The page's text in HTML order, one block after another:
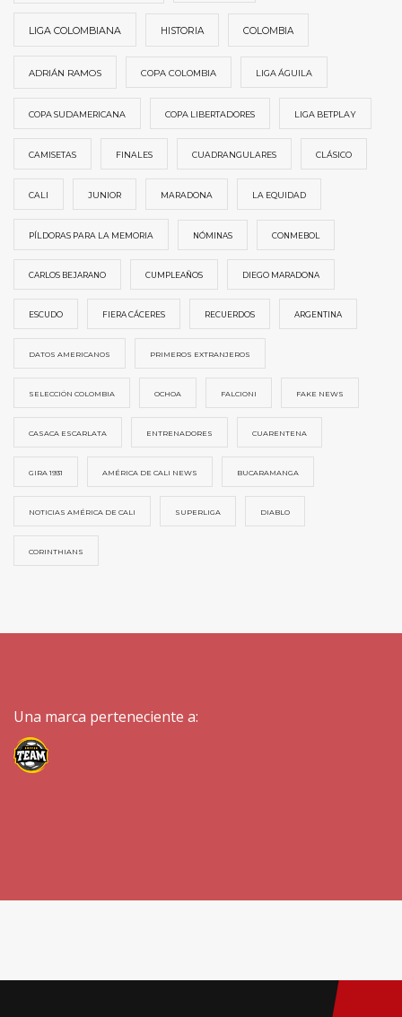
LIGA COLOMBIANA HISTORIA COLOMBIA
ADRIÁN RAMOS COPA COLOMBIA LIGA ÁGUILA
COPA SUDAMERICANA COPA LIBERTADORES LIGA BETPLAY
CAMISETAS FINALES CUADRANGULARES CLÁSICO
CALI JUNIOR MARADONA LA EQUIDAD
PÍLDORAS PARA LA MEMORIA NÓMINAS CONMEBOL
CARLOS BEJARANO CUMPLEAÑOS DIEGO MARADONA
ESCUDO FIERA CÁCERES RECUERDOS ARGENTINA
DATOS AMERICANOS PRIMEROS EXTRANJEROS
SELECCIÓN COLOMBIA OCHOA FALCIONI FAKE NEWS
CASACA ESCARLATA ENTRENADORES CUARENTENA
GIRA 1931 AMÉRICA DE CALI NEWS BUCARAMANGA
NOTICIAS AMÉRICA DE CALI SUPERLIGA DIABLO
CORINTHIANS
Una marca perteneciente a: